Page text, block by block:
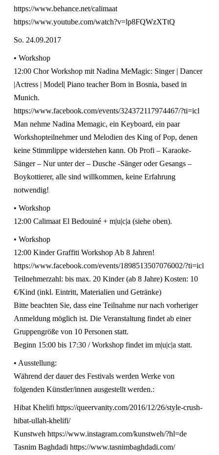
https://www.behance.net/calimaat
https://www.youtube.com/watch?v=lp8FQWzXTtQ
So. 24.09.2017
• Workshop
12:00 Chor Workshop mit Nadina MeMagic: Singer | Dancer
|Actress | Model| Piano teacher Born in Bosnia, based in
Munich.
https://www.facebook.com/events/324372117974467/?ti=icl
Man nehme Nadina Memagic, ein Keyboard, ein paar
Workshopteilnehmer und Melodien des King of Pop, denen
keine Stimmlippe widerstehen kann. Ob Profi – Karaoke-
Sänger – Nur unter der – Dusche -Sänger oder Gesangs –
Boykottierer, alle sind willkommen, keine Erfahrung
notwendig!
• Workshop
12:00 Calimaat El Bedouiné + m|u|c|a (siehe oben).
• Workshop
12:00 Kinder Graffiti Workshop Ab 8 Jahren!
https://www.facebook.com/events/1898513507076002/?ti=icl
Teilnehmerzahl: bis max. 20 Kinder (ab 8 Jahre) Kosten: 10
€/Kind (inkl. Eintritt, Materialien und Getränke)
Bitte beachten Sie, dass eine Teilnahme nur nach vorheriger
Anmeldung möglich ist. Die Veranstaltung findet ab einer
Gruppengröße von 10 Personen statt.
Beginn 15:00 bis 17:30 / Workshop findet im m|u|c|a statt.
• Ausstellung:
Während der dauer des Festivals werden Werke von
folgenden Künstler/innen ausgestellt werden.:
Hibat Khelifi https://queervanity.com/2016/12/26/style-crush-
hibat-ullah-khelifi/
Kunstweh https://www.instagram.com/kunstweh/?hl=de
Tasnim Baghdadi https://www.tasnimbaghdadi.com/